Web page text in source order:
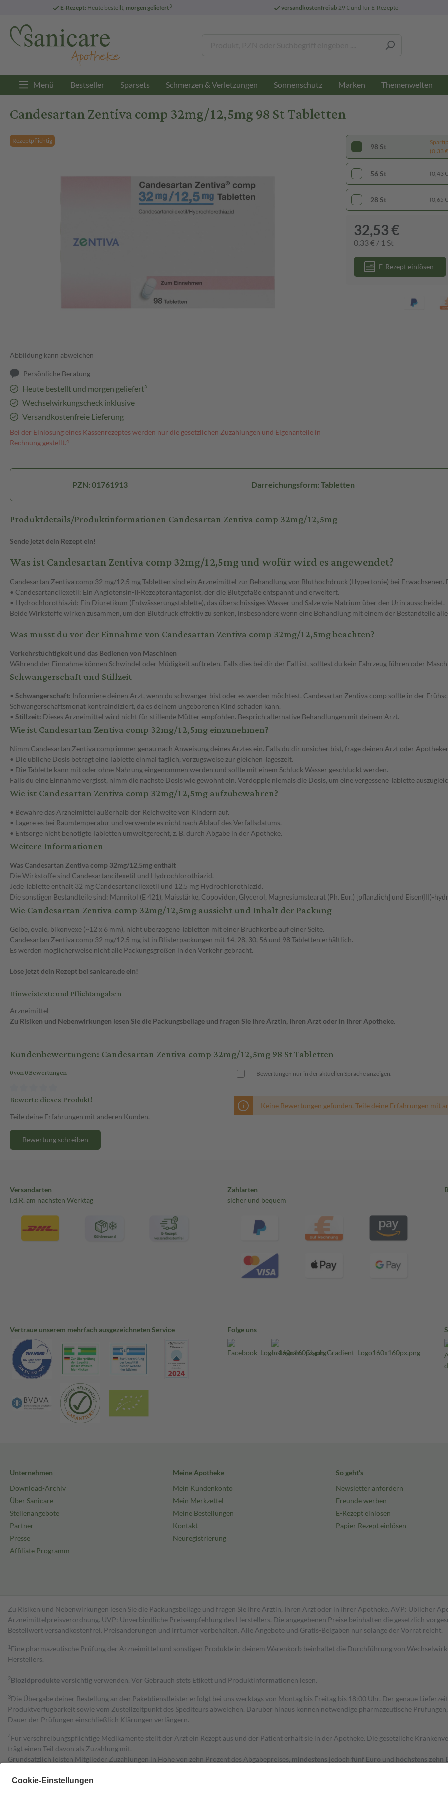
E-Rezept: Heute bestellt, morgen geliefert3 versandkostenfreiab 29 € und für E-Rezepte
Menü Bestseller Sparsets Schmerzen & Verletzungen Sonnenschutz Marken Themenwelten
Candesartan Zentiva comp 32mg/12,5mg 98 St Tabletten
Rezeptpflichtig
Abbildung kann abweichen
Persönliche Beratung
Heute bestellt und morgen geliefert³
Wechselwirkungscheck inklusive
Versandkostenfreie Lieferung
Bei der Einlösung eines Kassenrezeptes werden nur die gesetzlichen Zuzahlungen und Eigenanteile in
Rechnung gestellt.⁴
98 St
(0,33
56 St (0,43
28 St (0,65
32,53 €
0,33 € / 1 St
E-Rezept einlösen
PZN: 01761913 Darreichungsform: Tabletten
Produktdetails/Produktinformationen Candesartan Zentiva comp 32mg/12,5mg
Sende jetzt dein Rezept ein!
Was ist Candesartan Zentiva comp 32mg/12,5mg und wofür wird es angewendet?
Candesartan Zentiva comp 32 mg/12,5 mg Tabletten sind ein Arzneimittel zur Behandlung von Bluthochdruck (Hypertonie) bei
• Candesartancilexetil: Ein Angiotensin-II-Rezeptorantagonist, der die Blutgefäße entspannt und erweitert.
• Hydrochlorothiazid: Ein Diuretikum (Entwässerungstablette), das überschüssiges Wasser und Salze wie Natrium über den Urin ausscheidet.
Beide Wirkstoffe wirken zusammen, um den Blutdruck effektiv zu senken, insbesondere wenn eine Behandlung mit einem der Bestandteile
Was musst du vor der Einnahme von Candesartan Zentiva comp 32mg/12,5mg beachten?
Verkehrstüchtigkeit und das Bedienen von Maschinen
Während der Einnahme können Schwindel oder Müdigkeit auftreten. Falls dies bei dir der Fall ist, solltest du kein Fahrzeug führen oder
Schwangerschaft und Stillzeit
• Schwangerschaft: Informiere deinen Arzt, wenn du schwanger bist oder es werden möchtest. Candesartan Zentiva comp sollte in der
Schwangerschaftsmonat kontraindiziert, da es deinem ungeborenen Kind schaden kann.
• Stillzeit: Dieses Arzneimittel wird nicht für stillende Mütter empfohlen. Besprich alternative Behandlungen mit deinem Arzt.
Wie ist Candesartan Zentiva comp 32mg/12,5mg einzunehmen?
Nimm Candesartan Zentiva comp immer genau nach Anweisung deines Arztes ein. Falls du dir unsicher bist, frage deinen Arzt oder
• Die übliche Dosis beträgt eine Tablette einmal täglich, vorzugsweise zur gleichen Tageszeit.
• Die Tablette kann mit oder ohne Nahrung eingenommen werden und sollte mit einem Schluck Wasser geschluckt werden.
Falls du eine Einnahme vergisst, nimm die nächste Dosis wie gewohnt ein. Verdopple niemals die Dosis, um eine vergessene Tablette
Wie ist Candesartan Zentiva comp 32mg/12,5mg aufzubewahren?
• Bewahre das Arzneimittel außerhalb der Reichweite von Kindern auf.
• Lagere es bei Raumtemperatur und verwende es nicht nach Ablauf des Verfallsdatums.
• Entsorge nicht benötigte Tabletten umweltgerecht, z. B. durch Abgabe in der Apotheke.
Weitere Informationen
Was Candesartan Zentiva comp 32mg/12,5mg enthält
Die Wirkstoffe sind Candesartancilexetil und Hydrochlorothiazid.
Jede Tablette enthält 32 mg Candesartancilexetil und 12,5 mg Hydrochlorothiazid.
Die sonstigen Bestandteile sind: Mannitol (E 421), Maisstärke, Copovidon, Glycerol, Magnesiumstearat (Ph. Eur.) [pflanzlich] und Eisen(III)-
Wie Candesartan Zentiva comp 32mg/12,5mg aussieht und Inhalt der Packung
Gelbe, ovale, bikonvexe (~12 x 6 mm), nicht überzogene Tabletten mit einer Bruchkerbe auf einer Seite.
Candesartan Zentiva comp 32 mg/12,5 mg ist in Blisterpackungen mit 14, 28, 30, 56 und 98 Tabletten erhältlich.
Es werden möglicherweise nicht alle Packungsgrößen in den Verkehr gebracht.
Löse jetzt dein Rezept bei sanicare.de ein!
Hinweistexte und Pflichtangaben
Arzneimittel
Zu Risiken und Nebenwirkungen lesen Sie die Packungsbeilage und fragen Sie Ihre Ärztin, Ihren Arzt oder in Ihrer Apotheke.
Kundenbewertungen: Candesartan Zentiva comp 32mg/12,5mg 98 St Tabletten
0 von 0 Bewertungen
Bewerte dieses Produkt!
Teile deine Erfahrungen mit anderen Kunden.
Bewertung schreiben
Bewertungen nur in der aktuellen Sprache anzeigen.
Keine Bewertungen gefunden. Teile deine Erfahrungen mit
Versandarten
i.d.R. am nächsten Werktag
Zahlarten
sicher und bequem
Vertraue unserem mehrfach ausgezeichneten Service Folge uns
Unternehmen
Download-Archiv
Über Sanicare
Stellenangebote
Partner
Presse
Affiliate Programm
Meine Apotheke
Mein Kundenkonto
Mein Merkzettel
Meine Bestellungen
Kontakt
Neuregistrierung
So geht's
Newsletter anfordern
Freunde werben
E-Rezept einlösen
Papier Rezept einlösen
Zu Risiken und Nebenwirkungen lesen Sie die Packungsbeilage und fragen Sie Ihre Ärztin, Ihren Arzt oder in Ihrer Apotheke. AVP: Üblicher
Arzneimittelpreisverordnung. UVP: Unverbindliche Preisempfehlung des Herstellers. Die angegebenen Preise beinhalten die gesetzlich
Bestell­wert versand­kosten­frei. Preisänderungen und Irrtümer vorbehalten. Alle Angebote und Gratis-Beigaben nur solange der Vorrat reicht.
1 Eine pharmazeutische Prüfung der Arzneimittel und sonstigen Produkte in deinem Warenkorb beinhaltet die Durchführung von
Herstellers.
2Biozidproduktevorsichtig verwenden. Vor Gebrauch stets Etikett und Produktinformationen lesen.
3Die Übergabe deiner Bestellung an den Paketdienstleister erfolgt bei uns werktags von Montag bis Freitag bis 18:00 Uhr. Der genaue
Produktverfügbarkeit sowie vom Zustellzeitpunkt des Spediteurs abweichen. Darüber hinaus können notwendige pharmazeutische
Dauer der Prüfungen einschließlich Klärungen verlängern.
4Für verschreibungspflichtige Medikamente stellt der Arzt ein Rezept aus und der Patient erhält sie in der Apotheke. Die gesetzliche
trägt einen Teil davon als Zuzahlung mit.
Grundsätzlich leisten Mitglieder Zuzahlungen in Höhe von zehn Prozent des Abgabepreises, mindestens jedoch fünf Euro und höchstens zehn
Diese Regeln gelten grundsätzlich auch für Online-Apotheken.